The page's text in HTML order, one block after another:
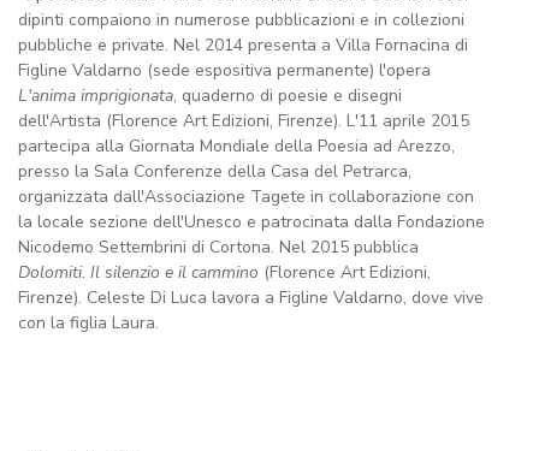
dipinti compaiono in numerose pubblicazioni e in collezioni
pubbliche e private. Nel 2014 presenta a Villa Fornacina di
Figline Valdarno (sede espositiva permanente) l'opera
L'anima imprigionata, quaderno di poesie e disegni
dell'Artista (Florence Art Edizioni, Firenze). L'11 aprile 2015
partecipa alla Giornata Mondiale della Poesia ad Arezzo,
presso la Sala Conferenze della Casa del Petrarca,
organizzata dall'Associazione Tagete in collaborazione con
la locale sezione dell'Unesco e patrocinata dalla Fondazione
Nicodemo Settembrini di Cortona. Nel 2015 pubblica
Dolomiti. Il silenzio e il cammino (Florence Art Edizioni,
Firenze). Celeste Di Luca lavora a Figline Valdarno, dove vive
con la figlia Laura.